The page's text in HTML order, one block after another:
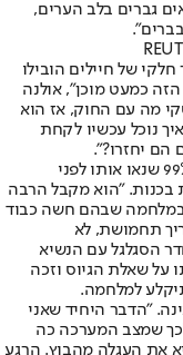
גברים בלב הערים,
של חיילים הובילו
כמעט מוכן", אולנה
מה עם החוק, אז הוא
נוכל עכשיו לקחת
הם יחזרו?".
הביקורת על זלנסקי חריפה יותר. "במעגל שלי 99% שנאו אותו לפני
בכנות. "הוא מקבל הרבה
במלחמה שבהם חשה כבוד
תחמושת, לא
הסגלגל עם הנשיא
על שאלת הגיוס וזכה
למלחמה.
"הדבר היחיד שאני
לכך שמצב המערכה כה
את העגלה מהבוץ. הרגע